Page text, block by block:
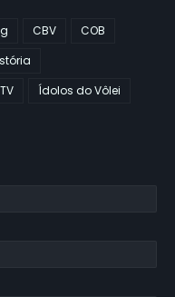
CBV
COB
TV Ídolos do Vôlei